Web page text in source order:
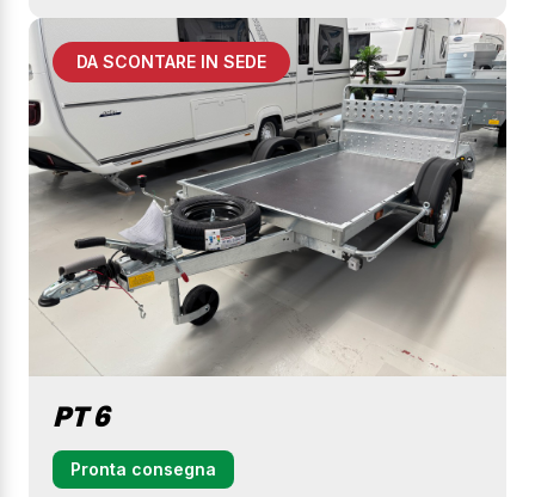
DA SCONTARE IN SEDE
PT 6
Pronta consegna